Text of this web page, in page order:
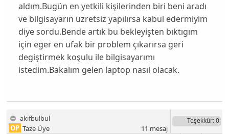
aldım.Bugün en yetkili kişilerinden biri beni aradı
ve bilgisayarın üzretsiz yapılırsa kabul edermiyim
diye sordu.Bende artık bu bekleyişten bıktıgım
için eger en ufak bir problem çıkarırsa geri
degiştirmek koşulu ile bilgisayarımı
istedim.Bakalım gelen laptop nasıl olacak.
akifbulbul
OP Taze Üye
Teşekkür: 0
11 mesaj